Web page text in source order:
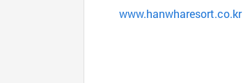
www.hanwharesort.co.kr